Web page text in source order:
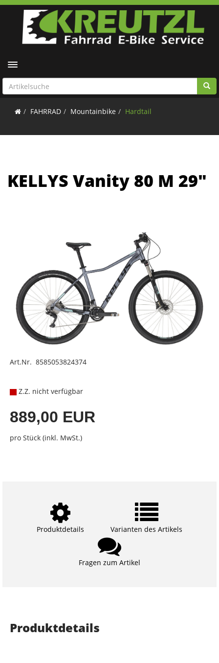
Toggle navigation
FAHRRAD Mountainbike Hardtail
KELLYS Vanity 80 M 29"
Art.Nr. 8585053824374
Z.Z. nicht verfügbar
889,00 EUR
pro Stück (inkl. MwSt.)
Produktdetails Varianten des Artikels
Fragen zum Artikel
Produktdetails